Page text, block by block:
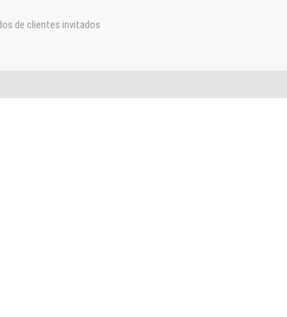
de clientes invitados